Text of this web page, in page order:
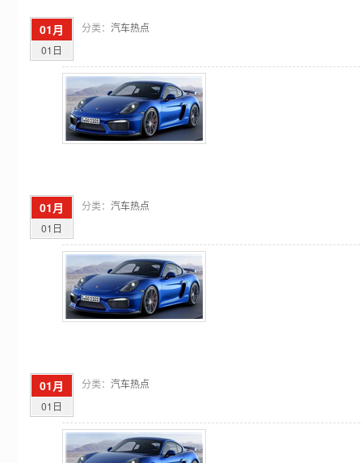
01月
01日
分类： 汽车热点
01月
01日
分类： 汽车热点
01月
01日
分类： 汽车热点